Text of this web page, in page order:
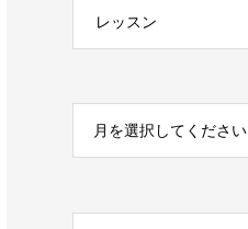
レッスン
月を選択してください